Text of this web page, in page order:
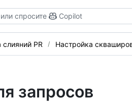
спросите Copilot
PR Настройка
запросов